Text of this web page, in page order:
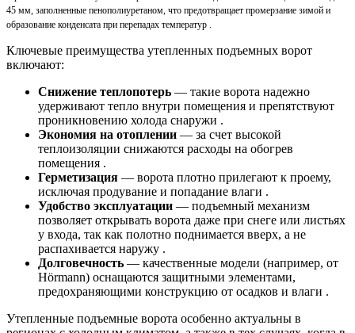
45 мм, заполненные пенополиуретаном, что предотвращает промерзание зимой и
образование конденсата при перепадах температур .
Ключевые преимущества утепленных подъемных ворот
включают:
Снижение теплопотерь — такие ворота надежно
удерживают тепло внутри помещения и препятствуют
проникновению холода снаружи .
Экономия на отоплении — за счет высокой
теплоизоляции снижаются расходы на обогрев
помещения .
Герметизация — ворота плотно прилегают к проему,
исключая продувание и попадание влаги .
Удобство эксплуатации — подъемный механизм
позволяет открывать ворота даже при снеге или листьях
у входа, так как полотно поднимается вверх, а не
распахивается наружу .
Долговечность — качественные модели (например, от
Hörmann) оснащаются защитными элементами,
предохраняющими конструкцию от осадков и влаги .
Утепленные подъемные ворота особенно актуальны в